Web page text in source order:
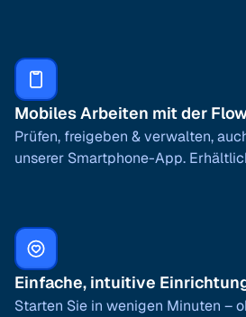
Mobiles Arbeiten mit der
Prüfen, freigeben & verwalten,
unserer Smartphone-App.
Einfache, intuitive
Starten Sie in wenigen Minuten –